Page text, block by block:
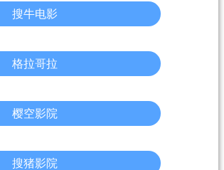
搜牛电影
格拉哥拉
樱空影院
搜猪影院